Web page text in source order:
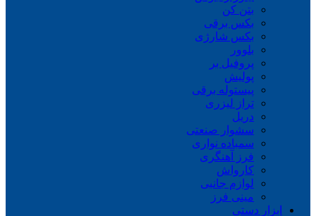
بتن کن
بکس برقی
بکس شارژی
بلوور
پروفیل بر
پولیش
پیستوله برقی
تراز لیزری
دریل
سشوار صنعتی
سمباده نواری
فرز آهنگری
کارواش
لوازم جانبی
مینی فرز
ابزار دستی